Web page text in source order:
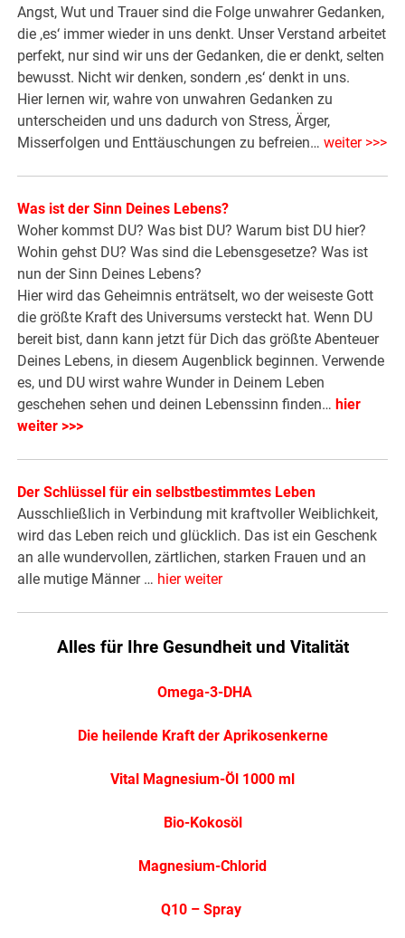
Angst, Wut und Trauer sind die Folge unwahrer Gedanken,
die ‚es‘ immer wieder in uns denkt. Unser Verstand arbeitet
perfekt, nur sind wir uns der Gedanken, die er denkt, selten
bewusst. Nicht wir denken, sondern ‚es‘ denkt in uns.
Hier lernen wir, wahre von unwahren Gedanken zu
unterscheiden und uns dadurch von Stress, Ärger,
Misserfolgen und Enttäuschungen zu befreien…weiter >>>
Was ist der Sinn Deines Lebens?
Woher kommst DU? Was bist DU? Warum bist DU hier?
Wohin gehst DU? Was sind die Lebensgesetze? Was ist
nun der Sinn Deines Lebens?
Hier wird das Geheimnis enträtselt, wo der weiseste Gott
die größte Kraft des Universums versteckt hat. Wenn DU
bereit bist, dann kann jetzt für Dich das größte Abenteuer
Deines Lebens, in diesem Augenblick beginnen. Verwende
es, und DU wirst wahre Wunder in Deinem Leben
geschehen sehen und deinen Lebenssinn finden…hier
weiter >>>
Der Schlüssel für ein selbstbestimmtes Leben
Ausschließlich in Verbindung mit kraftvoller Weiblichkeit,
wird das Leben reich und glücklich. Das ist ein Geschenk
an alle wundervollen, zärtlichen, starken Frauen und an
alle mutige Männer … hier weiter
Alles für Ihre Gesundheit und Vitalität
Omega-3-DHA
Die heilende Kraft der Aprikosenkerne
Vital Magnesium-Öl 1000 ml
Bio-Kokosöl
Magnesium-Chlorid
Q10 – Spray